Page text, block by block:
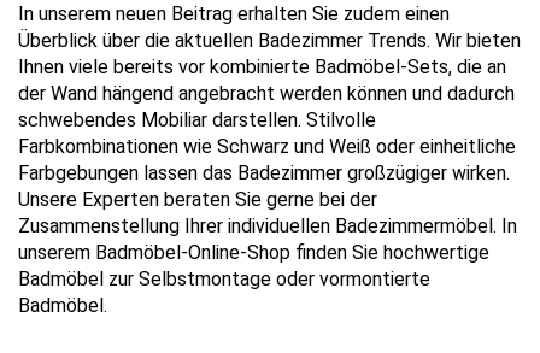
In unserem neuen Beitrag erhalten Sie zudem einen
Überblick über die aktuellen Badezimmer Trends. Wir bieten
Ihnen viele bereits vor kombinierte Badmöbel-Sets, die an
der Wand hängend angebracht werden können und dadurch
schwebendes Mobiliar darstellen. Stilvolle
Farbkombinationen wie Schwarz und Weiß oder einheitliche
Farbgebungen lassen das Badezimmer großzügiger wirken.
Unsere Experten beraten Sie gerne bei der
Zusammenstellung Ihrer individuellen Badezimmermöbel. In
unserem Badmöbel-Online-Shop finden Sie hochwertige
Badmöbel zur Selbstmontage oder vormontierte
Badmöbel.